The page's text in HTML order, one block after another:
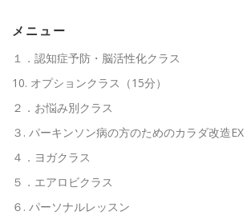
スタッフ紹介／求人情報
よくある質問(FAQ) アクセス・お問合せ
メニュー
１．認知症予防・脳活性化クラス
10. オプションクラス（15分）
２．お悩み別クラス
３. パーキンソン病の方のためのカラダ改造EX
４．ヨガクラス
５．エアロビクラス
６. パーソナルレッスン